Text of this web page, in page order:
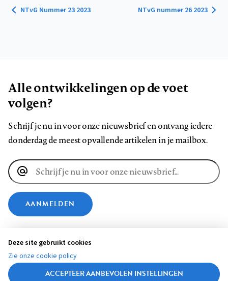
NTvG Nummer 23 2023 NTvG nummer 26 2023
Alle ontwikkelingen op de voet
volgen?
Schrijf je nu in voor onze nieuwsbrief en ontvang iedere
donderdag de meest opvallende artikelen in je mailbox.
E-
mailadres
AANMELDEN
VOLG ONS OP
Volg
Volg
Volg
Volg
Volg
Deze site gebruikt cookies
Zie onze cookie policy
ACCEPTEER AANBEVOLEN INSTELLINGEN